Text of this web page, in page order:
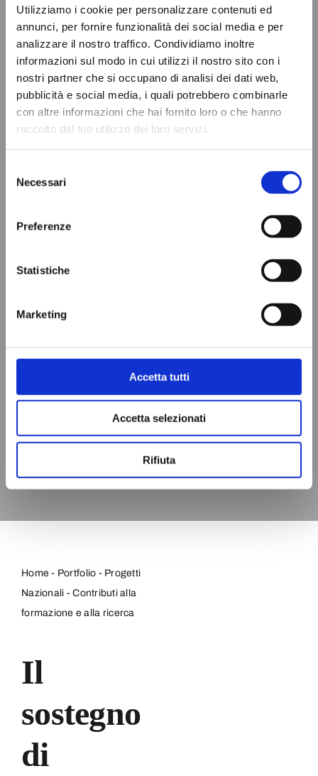
Utilizziamo i cookie per personalizzare contenuti ed
annunci, per fornire funzionalità dei social media e per
analizzare il nostro traffico. Condividiamo inoltre
informazioni sul modo in cui utilizzi il nostro sito con i
nostri partner che si occupano di analisi dei dati web,
pubblicità e social media, i quali potrebbero combinarle
con altre informazioni che hai fornito loro o che hanno
raccolto dal tuo utilizzo dei loro servizi.
delNecessari
Preferenze
Statistiche
Marketing
Accetta tutti
Accetta selezionati
Rifiuta
Home - Portfolio - Progetti
Nazionali -Contributi alla
formazione e alla ricerca
Il
sostegno
di